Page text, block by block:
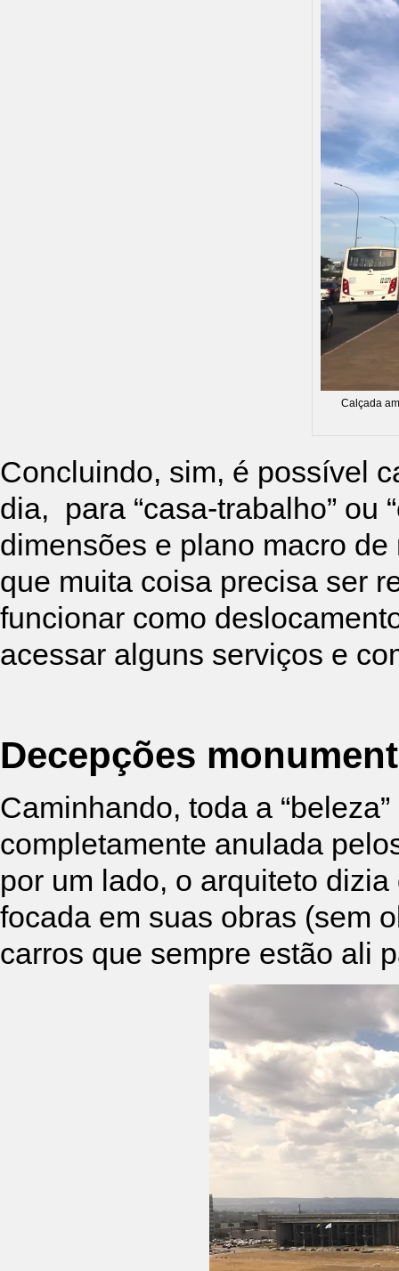
Calçada
Concluindo, sim, é possível
dia, para “casa-trabalho” ou
dimensões e plano macro
que muita coisa precisa ser
funcionar como
acessar alguns serviços e
Decepções
Caminhando, toda a
completamente anulada
por um lado, o arquiteto
focada em suas obras (sem
carros que sempre estão ali